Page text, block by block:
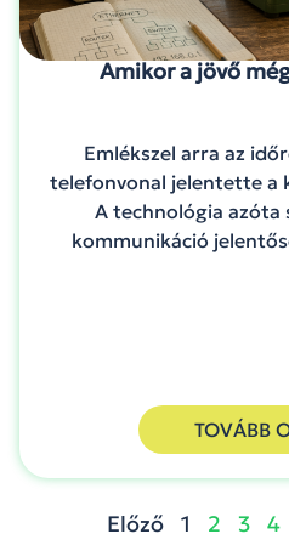
Amikor a jövő
Emlékszel arra az
telefonvonal jelentette a
A technológia
kommunikáció
TOVÁBB
Előző 1 2 3 4